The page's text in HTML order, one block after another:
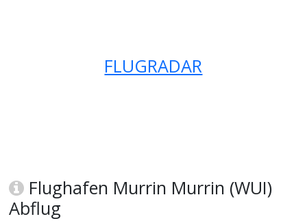
FLUGRADAR
Flughafen Murrin Murrin (WUI)
Abflug